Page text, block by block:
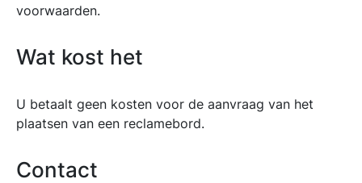
voorwaarden.
Wat kost het
U betaalt geen kosten voor de aanvraag van het
plaatsen van een reclamebord.
Contact